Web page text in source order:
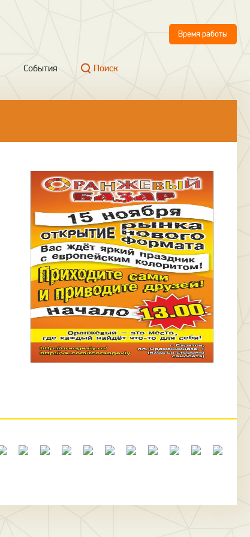
Время работы
События Поиск